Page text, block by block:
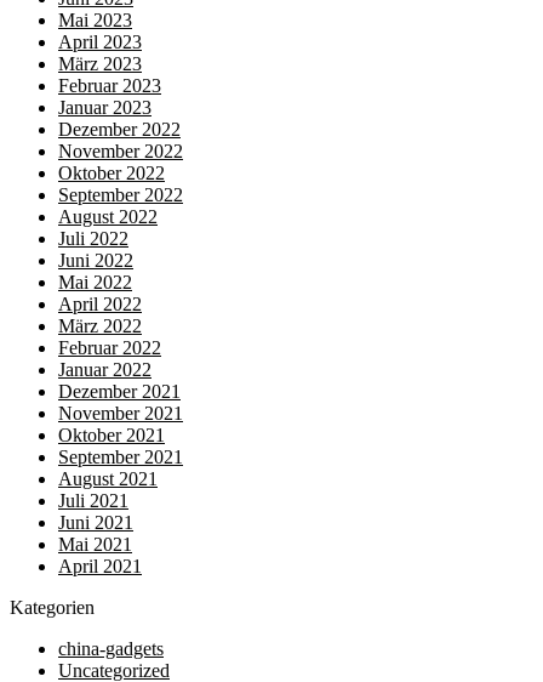
Mai 2023
April 2023
März 2023
Februar 2023
Januar 2023
Dezember 2022
November 2022
Oktober 2022
September 2022
August 2022
Juli 2022
Juni 2022
Mai 2022
April 2022
März 2022
Februar 2022
Januar 2022
Dezember 2021
November 2021
Oktober 2021
September 2021
August 2021
Juli 2021
Juni 2021
Mai 2021
April 2021
Kategorien
china-gadgets
Uncategorized